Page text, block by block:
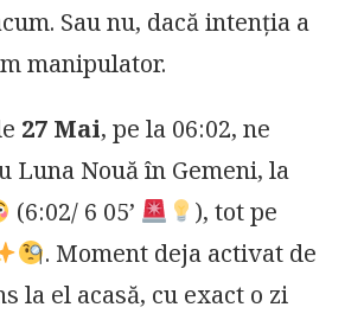
Sau nu, dacă intenția a
manipulator.
27 Mai, pe la 06:02, ne
Luna Nouă în Gemeni, la
(6:02/ 6 05’
), tot pe
. Moment deja activat de
la el acasă, cu exact o zi